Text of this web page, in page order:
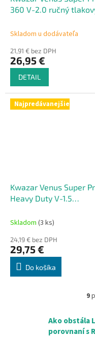
360 V-2.0 ručný
Skladom u dodávateľa
21,91 € bez DPH
26,95 €
DETAIL
Najpredávanejšie
Kwazar Venus Super
Heavy Duty V-1.5
postrekovač s
1500 ml
Skladom (3 ks)
24,19 € bez DPH
29,75 €
Do košíka
9
Ako obstála
porovnaní s